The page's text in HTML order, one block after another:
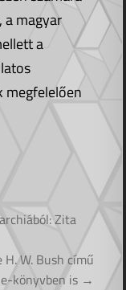
a magyar
a
megfelelően
Zita
H. W. Bush című
könyvben is →